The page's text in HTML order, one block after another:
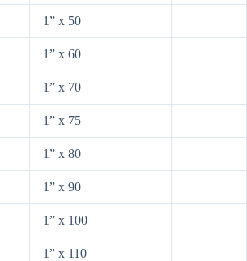
1” x 50
1” x 60
1” x 70
1” x 75
1” x 80
1” x 90
1” x 100
1” x 110